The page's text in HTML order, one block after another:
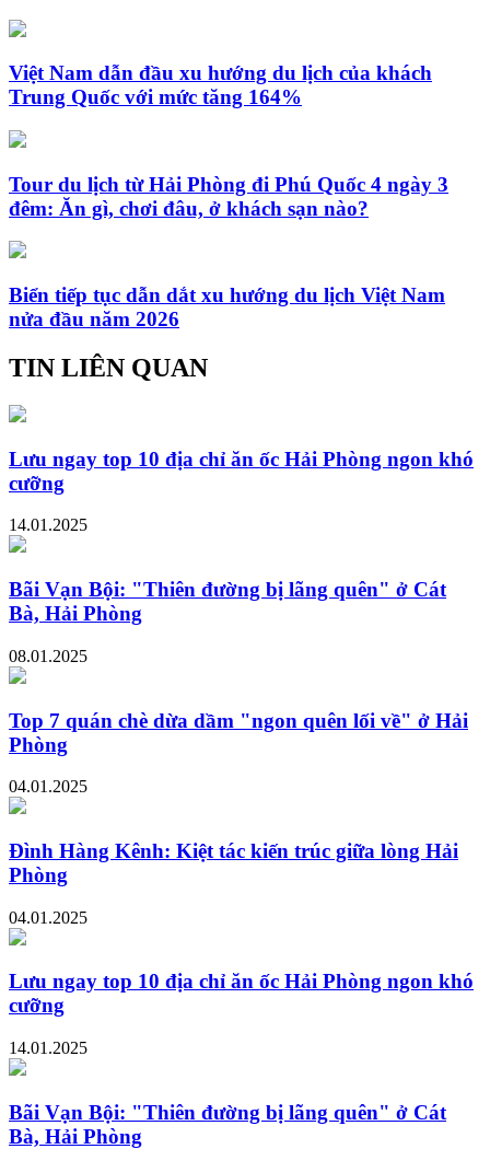
Việt Nam dẫn đầu xu hướng du lịch của khách
Trung Quốc với mức tăng 164%
Tour du lịch từ Hải Phòng đi Phú Quốc 4 ngày 3
đêm: Ăn gì, chơi đâu, ở khách sạn nào?
Biển tiếp tục dẫn dắt xu hướng du lịch Việt Nam
nửa đầu năm 2026
TIN LIÊN QUAN
Lưu ngay top 10 địa chỉ ăn ốc Hải Phòng ngon khó
cưỡng
14.01.2025
Bãi Vạn Bội: "Thiên đường bị lãng quên" ở Cát
Bà, Hải Phòng
08.01.2025
Top 7 quán chè dừa dầm "ngon quên lối về" ở Hải
Phòng
04.01.2025
Đình Hàng Kênh: Kiệt tác kiến trúc giữa lòng Hải
Phòng
04.01.2025
Lưu ngay top 10 địa chỉ ăn ốc Hải Phòng ngon khó
cưỡng
14.01.2025
Bãi Vạn Bội: "Thiên đường bị lãng quên" ở Cát
Bà, Hải Phòng